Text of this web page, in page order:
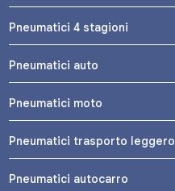
Pneumatici 4 stagioni
Pneumatici auto
Pneumatici moto
Pneumatici trasporto leggero
Pneumatici autocarro